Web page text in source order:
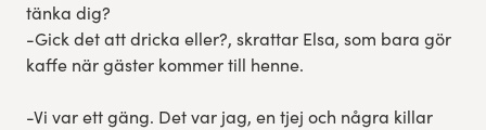
tänka dig?
-Gick det att dricka eller?, skrattar Elsa, som bara gör
kaffe när gäster kommer till henne.
-Vi var ett gäng. Det var jag, en tjej och några killar